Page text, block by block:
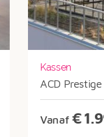
Kassen
ACD Prestige
Vanaf €